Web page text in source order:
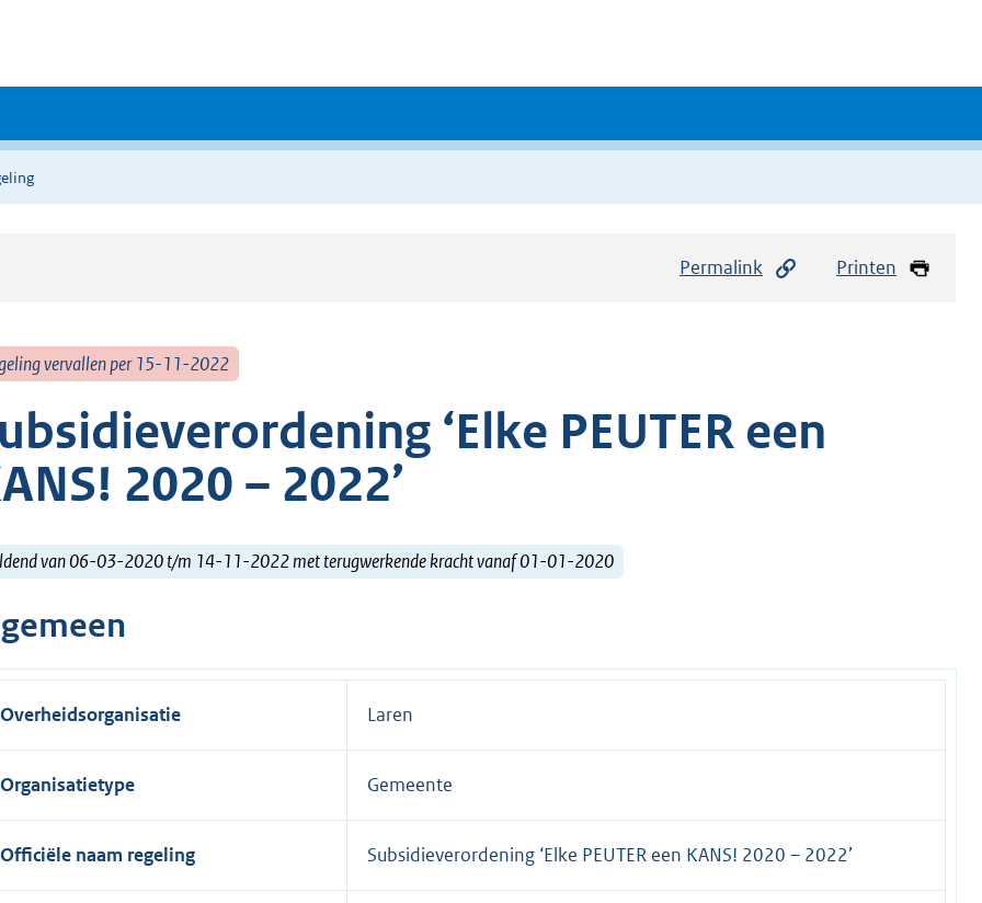
Permalink Printen
vervallen per 15-11-2022
‘Elke PEUTER een
2020 – 2022’
van 06-03-2020 t/m 14-11-2022 met terugwerkende kracht vanaf 01-01-2020
Overheidsorganisatie Laren
Organisatietype Gemeente
Officiële naam regeling Subsidieverordening ‘Elke PEUTER een KANS! 2020 – 2022’